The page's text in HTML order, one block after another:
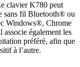
clavier K780 peut
sans fil Bluetooth® ou
Windows®, Chrome
également les
préféré, afin que
à l’autre.